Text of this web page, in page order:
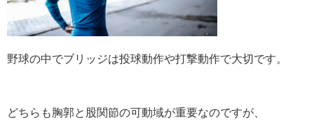
野球の中でブリッジは投球動作や打撃動作で大切です。
どちらも胸郭と股関節の可動域が重要なのですが、